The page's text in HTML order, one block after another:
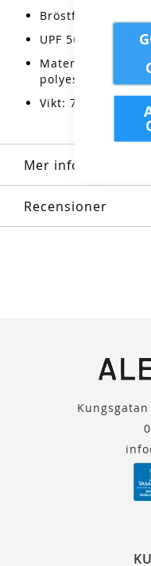
Bröstficka med
UPF 50+, endast
Material: 100%
polyester
Vikt: 76g/m²
Mer information
Recensioner